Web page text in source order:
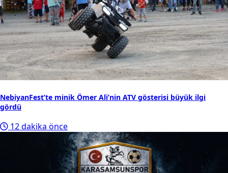
NebiyanFest’te minik Ömer Ali’nin ATV gösterisi büyük ilgi
gördü
12 dakika önce